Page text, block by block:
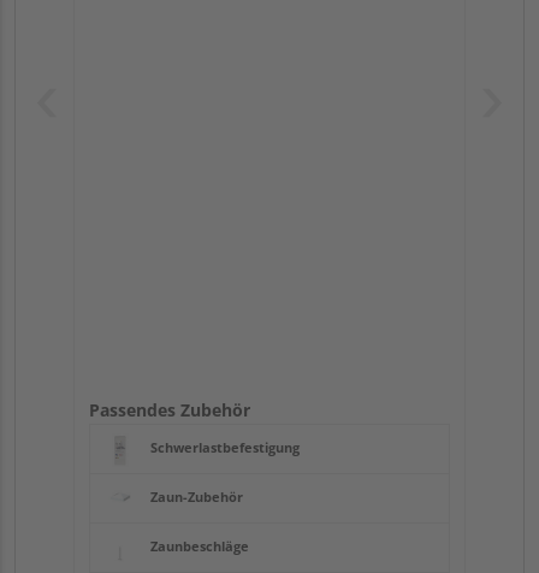
Passendes Zubehör
Schwerlastbefestigung
Zaun-Zubehör
Zaunbeschläge